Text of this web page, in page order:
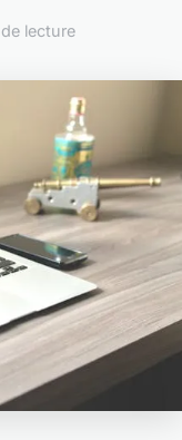
lecture